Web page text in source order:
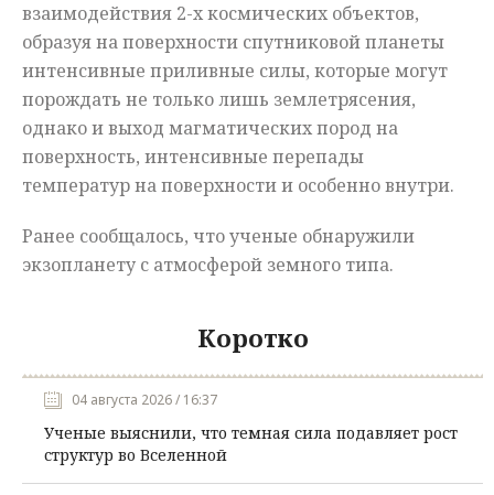
взаимодействия 2-х космических объектов,
образуя на поверхности спутниковой планеты
интенсивные приливные силы, которые могут
порождать не только лишь землетрясения,
однако и выход магматических пород на
поверхность, интенсивные перепады
температур на поверхности и особенно внутри.
Ранее сообщалось, что ученые обнаружили
экзопланету с атмосферой земного типа.
Коротко
04 августа 2026 / 16:37
Ученые выяснили, что темная сила подавляет рост
структур во Вселенной